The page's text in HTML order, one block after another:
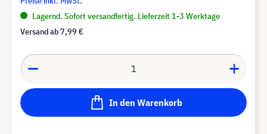
Lagernd. Sofort versandfertig. Lieferzeit 1-3 Werktage
Versand ab7,99 €
In den Warenkorb